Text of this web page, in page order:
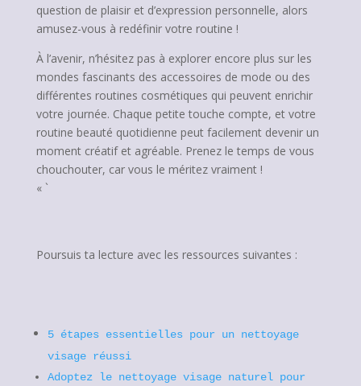
question de plaisir et d’expression personnelle, alors
amusez-vous à redéfinir votre routine !
À l’avenir, n’hésitez pas à explorer encore plus sur les
mondes fascinants des accessoires de mode ou des
différentes routines cosmétiques qui peuvent enrichir
votre journée. Chaque petite touche compte, et votre
routine beauté quotidienne peut facilement devenir un
moment créatif et agréable. Prenez le temps de vous
chouchouter, car vous le méritez vraiment !
« `
Poursuis ta lecture avec les ressources suivantes :
5 étapes essentielles pour un nettoyage
visage réussi
Adoptez le nettoyage visage naturel pour